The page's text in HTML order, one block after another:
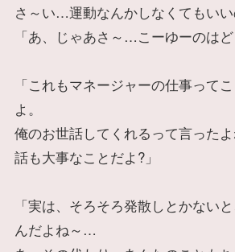
さ～い…運動なんかしなくてもいい
「あ、じゃあさ～…こーゆーのはど
「これもマネージャーの仕事って
よ。
俺のお世話してくれるって言った
話も大事なことだよ?」
「実は、そろそろ発散しとかない
んだよね～…